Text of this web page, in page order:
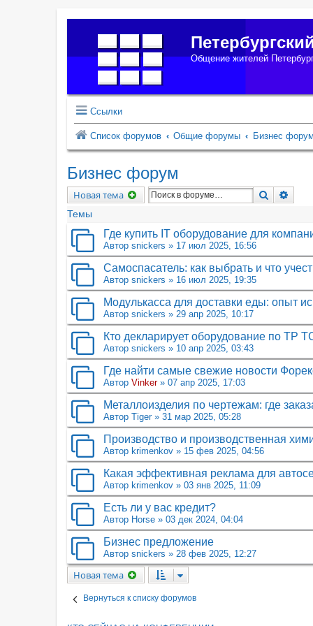
Общение жителей
Ссылки
Список форумов Общие форумы Бизнес
Бизнес форум
Новая тема Поиск
Темы
Где купить IT оборудование для
Автор snickers » 17 июл 2025, 16:56
Самоспасатель: как выбрать и что
Автор snickers » 16 июл 2025, 19:35
Модулькасса для доставки еды: опыт
Автор snickers » 29 апр 2025, 10:17
Кто декларирует оборудование по ТР
Автор snickers » 10 апр 2025, 03:43
Где найти самые свежие новости
Автор Vinker» 07 апр 2025, 17:03
Металлоизделия по чертежам: где
Автор Tiger» 31 мар 2025, 05:28
Производство и производственная
Автор krimenkov » 15 фев 2025, 04:56
Какая эффективная реклама для
Автор krimenkov » 03 янв 2025, 11:09
Есть ли у вас кредит?
Автор Horse » 03 дек 2024, 04:04
Бизнес предложение
Автор snickers » 28 фев 2025, 12:27
Новая тема
Вернуться к списку форумов